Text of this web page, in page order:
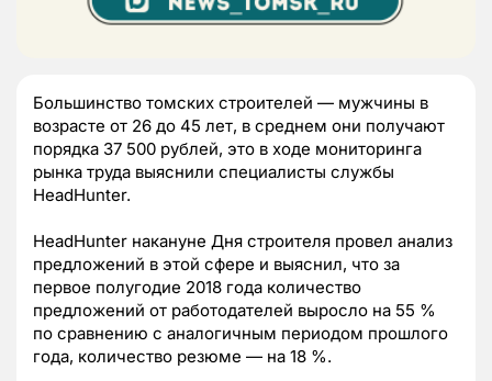
Большинство томских строителей — мужчины в
возрасте от 26 до 45 лет, в среднем они получают
порядка 37 500 рублей, это в ходе мониторинга
рынка труда выяснили специалисты службы
HeadHunter.
HeadHunter накануне Дня строителя провел анализ
предложений в этой сфере и выяснил, что за
первое полугодие 2018 года количество
предложений от работодателей выросло на 55 %
по сравнению с аналогичным периодом прошлого
года, количество резюме — на 18 %.